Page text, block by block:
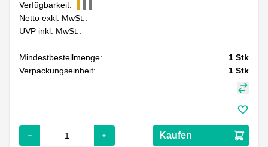
Verfügbarkeit:
Netto exkl. MwSt.:
UVP inkl. MwSt.:
Mindestbestellmenge: 1 Stk
Verpackungseinheit:
1 Stk
Kaufen